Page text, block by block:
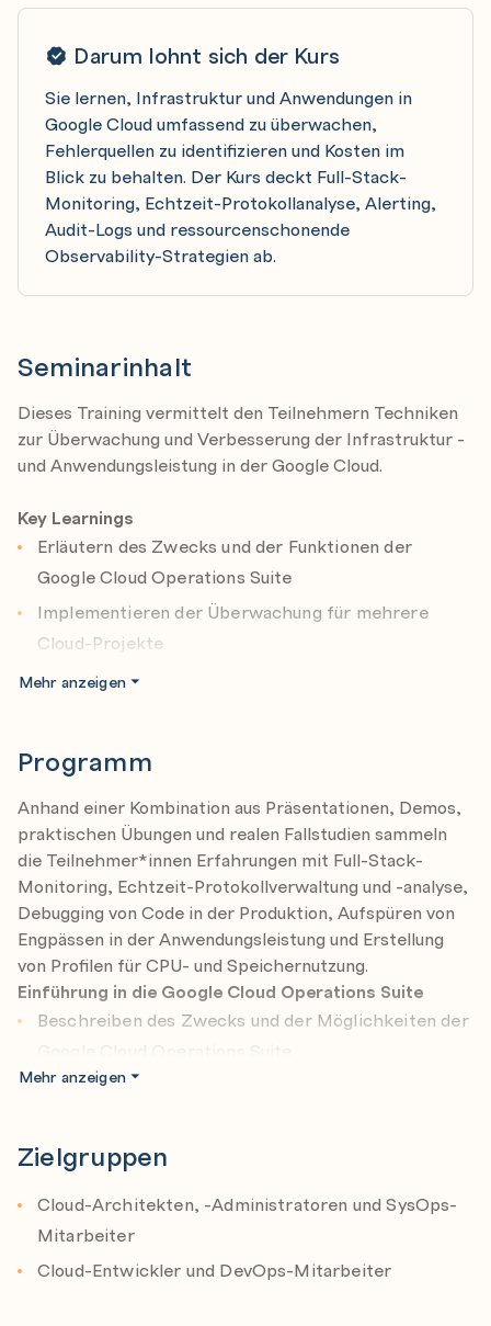
Darum lohnt sich der Kurs
Sie lernen, Infrastruktur und Anwendungen in
Google Cloud umfassend zu überwachen,
Fehlerquellen zu identifizieren und Kosten im
Blick zu behalten. Der Kurs deckt Full-Stack-
Monitoring, Echtzeit-Protokollanalyse, Alerting,
Audit-Logs und ressourcenschonende
Observability-Strategien ab.
Seminarinhalt
Dieses Training vermittelt den Teilnehmern Techniken
zur Überwachung und Verbesserung der Infrastruktur -
und Anwendungsleistung in der Google Cloud.
Key Learnings
Erläutern des Zwecks und der Funktionen der
Google Cloud Operations Suite
Implementieren der Überwachung für mehrere
Cloud-Projekte
Erstellen von Benachrichtigungsrichtlinien,
Sammeln von Protokollen für Compute Engine
Erläutern von Cloud Operations für GKE
Analysieren von VPC-Flow-Protokollen und Firewall-
Regelprotokollen
Analysieren und Exportieren von Cloud Audit Logs
Instanzen
Profiling und Identifizieren ressourcenintensiver
Funktionen in einer Anwendung
zur Überwachung von Komponenten in Google Cloud
Mehr anzeigen
Programm
Anhand einer Kombination aus Präsentationen, Demos,
praktischen Übungen und realen Fallstudien sammeln
die Teilnehmer*innen Erfahrungen mit Full-Stack-
Monitoring, Echtzeit-Protokollverwaltung und -analyse,
Debugging von Code in der Produktion, Aufspüren von
Engpässen in der Anwendungsleistung und Erstellung
von Profilen für CPU- und Speichernutzung.
Einführung in die Google Cloud Operations Suite
Beschreiben des Zwecks und der Möglichkeiten der
Erläutern des Zwecks des Cloud Monitoring-Tools
Reporting Tools
Management-Tools
Überwachung kritischer Systeme
Mehr anzeigen
Zielgruppen
Cloud-Architekten, -Administratoren und SysOps-
Mitarbeiter
Cloud-Entwickler und DevOps-Mitarbeiter